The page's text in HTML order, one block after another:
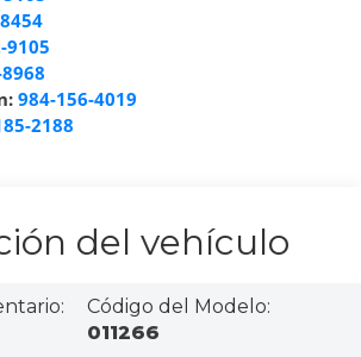
9105
984-156-4019
2188
del vehículo
Código del Modelo:
011266